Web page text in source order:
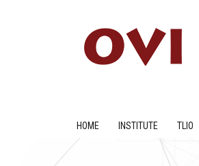
HOME INSTITUTE TLIO